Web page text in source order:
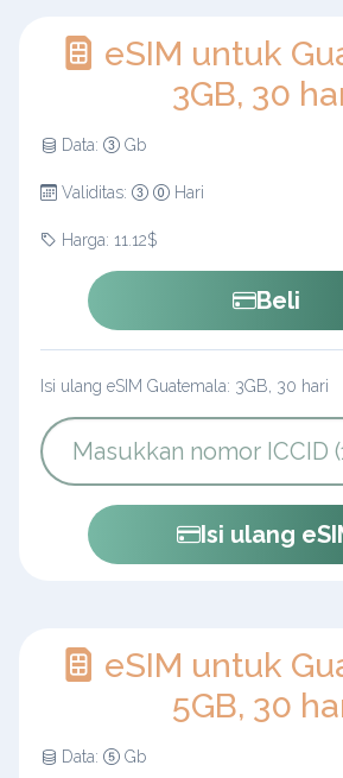
eSIM untuk
3GB, 30
Data: Gb
Validitas: Hari
Harga: 11.12$
Beli
Isi ulang eSIM Guatemala: 3GB, 30 hari
Isi ulang
eSIM untuk
5GB, 30
Data: Gb